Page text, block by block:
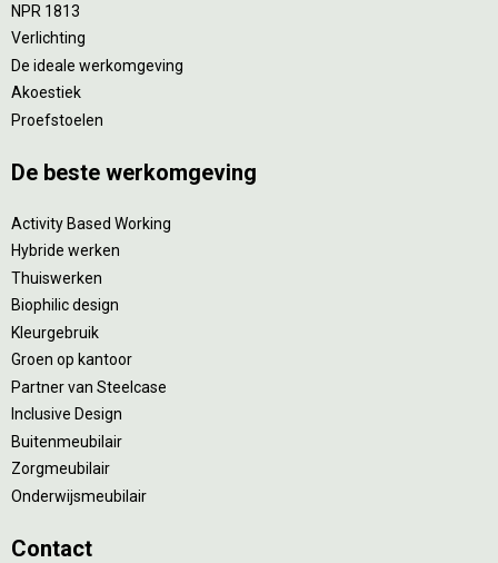
NPR 1813
Verlichting
De ideale werkomgeving
Akoestiek
Proefstoelen
De beste werkomgeving
Activity Based Working
Hybride werken
Thuiswerken
Biophilic design
Kleurgebruik
Groen op kantoor
Partner van Steelcase
Inclusive Design
Buitenmeubilair
Zorgmeubilair
Onderwijsmeubilair
Contact